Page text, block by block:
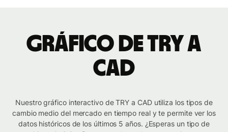
Gráfico de TRY a
CAD
Nuestro gráfico interactivo de TRY a CAD utiliza los tipos de
cambio medio del mercado en tiempo real y te permite ver los
datos históricos de los últimos 5 años. ¿Esperas un tipo de